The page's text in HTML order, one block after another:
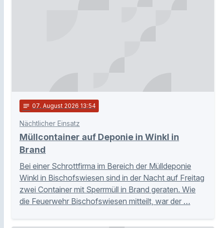
notes 07. August 2026 13:54
Nächtlicher Einsatz
Müllcontainer auf Deponie in Winkl in
Brand
Bei einer Schrottfirma im Bereich der Mülldeponie
Winkl in Bischofswiesen sind in der Nacht auf Freitag
zwei Container mit Sperrmüll in Brand geraten. Wie
die Feuerwehr Bischofswiesen mitteilt, war der …